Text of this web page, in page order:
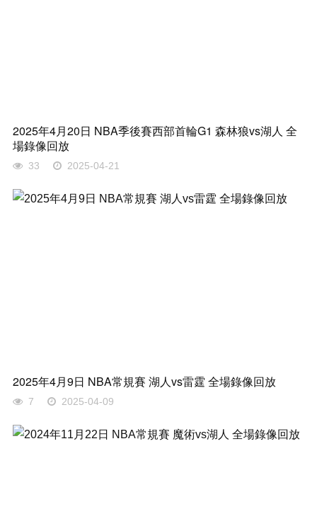
2025年4月20日 NBA季後賽西部首輪G1 森林狼vs湖人 全
場錄像回放
33 2025-04-21
2025年4月9日 NBA常規賽 湖人vs雷霆 全場錄像回放
7 2025-04-09